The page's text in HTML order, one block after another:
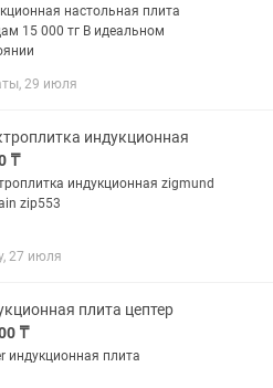
настольная плита
000 тг В идеальном
29 июля
индукционная
₸
индукционная zigmund
zip553
27 июля
плита цептер
₸
индукционная плита